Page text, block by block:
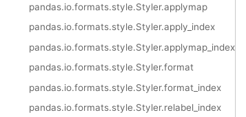
pandas.io.formats.style.Styler.applymap
pandas.io.formats.style.Styler.apply_index
pandas.io.formats.style.Styler.applymap_index
pandas.io.formats.style.Styler.format
pandas.io.formats.style.Styler.format_index
pandas.io.formats.style.Styler.relabel_index